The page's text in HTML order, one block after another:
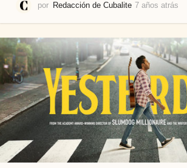
por Redacción de Cubalite 7 años atrás
o
s
a
t
á
s